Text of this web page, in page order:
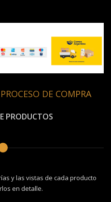
DE COMPRA
PRODUCTOS
y las vistas de cada producto
en detalle.